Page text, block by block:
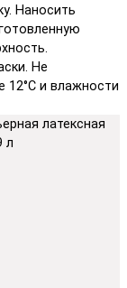
Наносить
Не
12°С и влажности
латексная
л